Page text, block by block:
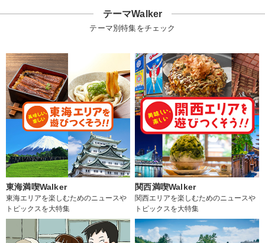
テーマWalker
テーマ別特集をチェック
東海満喫Walker
東海エリアを楽しむためのニュースや
トピックスを大特集
関西満喫Walker
関西エリアを楽しむためのニュースや
トピックスを大特集